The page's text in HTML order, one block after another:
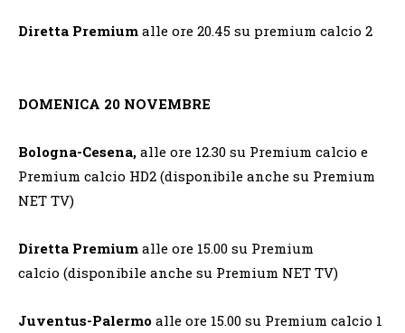
Diretta Premium alle ore 20.45 su premium calcio 2
DOMENICA 20 NOVEMBRE
Bologna-Cesena, alle ore 12.30 su Premium calcio e
Premium calcio HD2 (disponibile anche su Premium
NET TV)
Diretta Premium alle ore 15.00 su Premium
calcio (disponibile anche su Premium NET TV)
Juventus-Palermo alle ore 15.00 su Premium calcio 1